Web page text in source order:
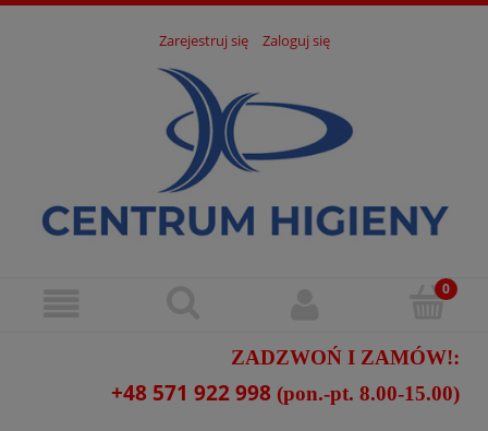
Zarejestruj się Zaloguj się
ZADZWOŃ I ZAMÓW!:
+48 571 922 998 (pon.-pt. 8.00-15.00)